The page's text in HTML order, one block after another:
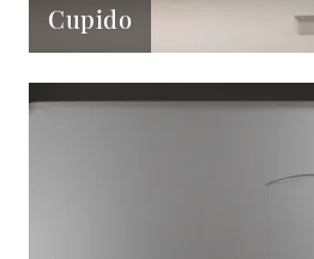
Cupido